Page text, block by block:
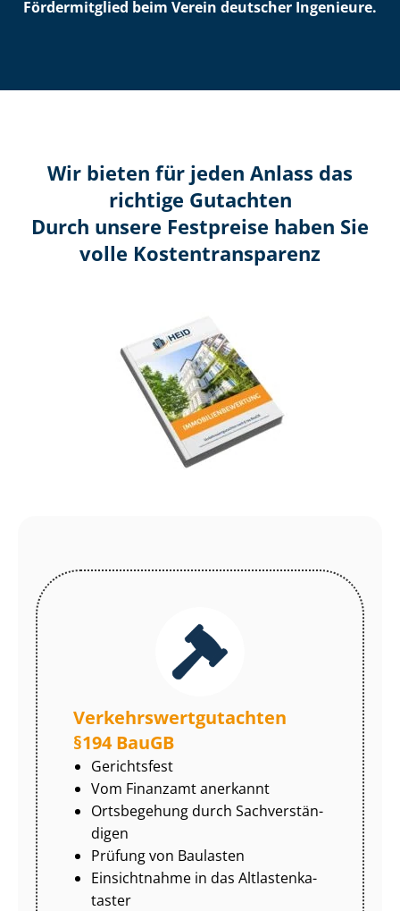
Fördermitglied beim Verein deutscher Ingenieure.
Wir bieten für jeden Anlass das
richtige Gutachten
Durch unsere Festpreise haben Sie
volle Kosten­transparenz
Ver­kehrs­wert­gut­ach­ten
§194 BauGB
Gerichtsfest
Vom Finanzamt anerkannt
Ortsbegehung durch Sach­ver­stän­
di­gen
Prüfung von Baulasten
Einsichtnahme in das Alt­las­ten­ka­
tas­ter